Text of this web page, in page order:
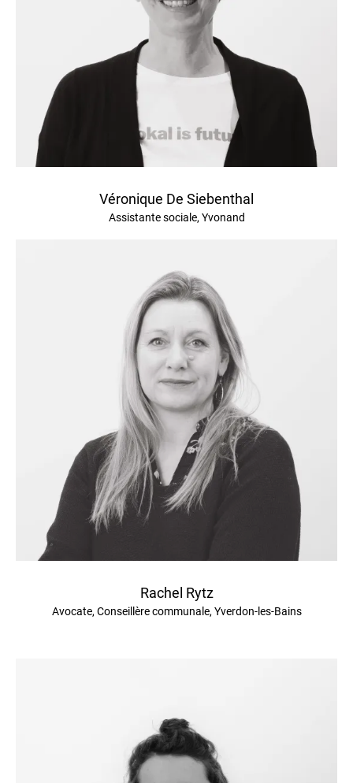
Véronique De Siebenthal
Assistante sociale, Yvonand
Rachel Rytz
Avocate, Conseillère communale, Yverdon-les-Bains